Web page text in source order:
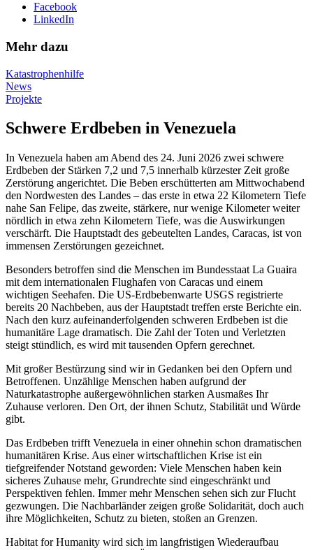
Facebook
LinkedIn
Mehr dazu
Katastrophenhilfe
News
Projekte
Schwere Erdbeben in Venezuela
In Venezuela haben am Abend des 24. Juni 2026 zwei schwere
Erdbeben der Stärken 7,2 und 7,5 innerhalb kürzester Zeit große
Zerstörung angerichtet. Die Beben erschütterten am Mittwochabend
den Nordwesten des Landes – das erste in etwa 22 Kilometern Tiefe
nahe San Felipe, das zweite, stärkere, nur wenige Kilometer weiter
nördlich in etwa zehn Kilometern Tiefe, was die Auswirkungen
verschärft. Die Hauptstadt des gebeutelten Landes, Caracas, ist von
immensen Zerstörungen gezeichnet.
Besonders betroffen sind die Menschen im Bundesstaat La Guaira
mit dem internationalen Flughafen von Caracas und einem
wichtigen Seehafen. Die US-Erdbebenwarte USGS registrierte
bereits 20 Nachbeben, aus der Hauptstadt treffen erste Berichte ein.
Nach den kurz aufeinanderfolgenden schweren Erdbeben ist die
humanitäre Lage dramatisch. Die Zahl der Toten und Verletzten
steigt stündlich, es wird mit tausenden Opfern gerechnet.
Mit großer Bestürzung sind wir in Gedanken bei den Opfern und
Betroffenen. Unzählige Menschen haben aufgrund der
Naturkatastrophe außergewöhnlichen starken Ausmaßes Ihr
Zuhause verloren. Den Ort, der ihnen Schutz, Stabilität und Würde
gibt.
Das Erdbeben trifft Venezuela in einer ohnehin schon dramatischen
humanitären Krise. Aus einer wirtschaftlichen Krise ist ein
tiefgreifender Notstand geworden: Viele Menschen haben kein
sicheres Zuhause mehr, Grundrechte sind eingeschränkt und
Perspektiven fehlen. Immer mehr Menschen sehen sich zur Flucht
gezwungen. Die Nachbarländer zeigen große Solidarität, doch auch
ihre Möglichkeiten, Schutz zu bieten, stoßen an Grenzen.
Habitat for Humanity wird sich im langfristigen Wiederaufbau